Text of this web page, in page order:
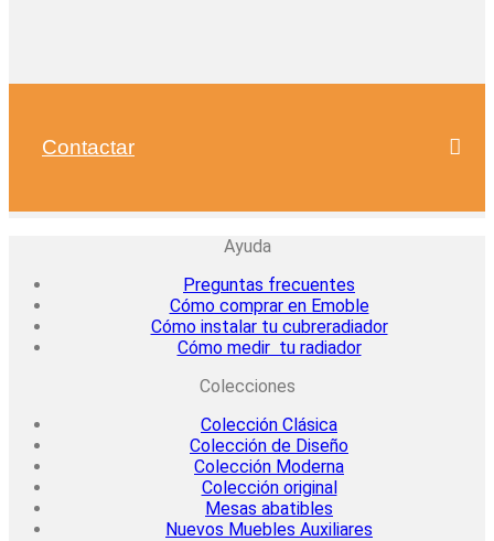
Contactar
Ayuda
Preguntas frecuentes
Cómo comprar en Emoble
Cómo instalar tu cubreradiador
Cómo medir tu radiador
Colecciones
Colección Clásica
Colección de Diseño
Colección Moderna
Colección original
Mesas abatibles
Nuevos Muebles Auxiliares